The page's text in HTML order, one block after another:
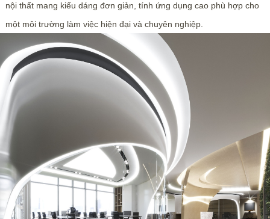
nội thất mang kiểu dáng đơn giản, tính ứng dụng cao phù hợp cho
một môi trường làm việc hiện đại và chuyên nghiệp.